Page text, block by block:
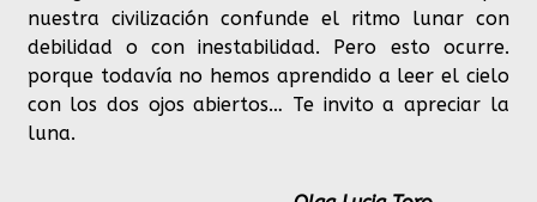
nuestra civilización confunde el ritmo lunar con
debilidad o con inestabilidad. Pero esto ocurre.
porque todavía no hemos aprendido a leer el cielo
con los dos ojos abiertos… Te invito a apreciar la
luna.